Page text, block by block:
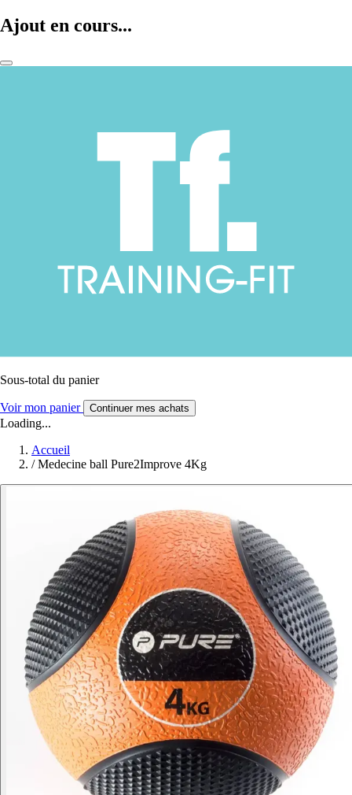
Ajout en cours...
Sous-total du panier
Voir mon panier Continuer mes achats
Loading...
Accueil
/ Medecine ball Pure2Improve 4Kg